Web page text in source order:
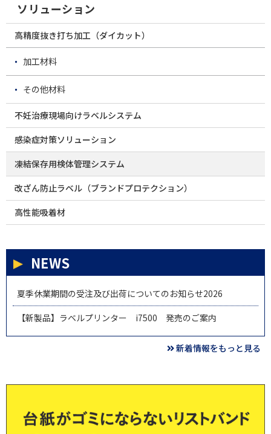
ソリューション
高精度抜き打ち加工（ダイカット）
加工材料
その他材料
不妊治療現場向けラベルシステム
感染症対策ソリューション
凍結保存用検体管理システム
改ざん防止ラベル（ブランドプロテクション）
高性能吸着材
NEWS
夏季休業期間の受注及び出荷についてのお知らせ2026
【新製品】ラベルプリンター i7500 発売のご案内
新着情報をもっと見る